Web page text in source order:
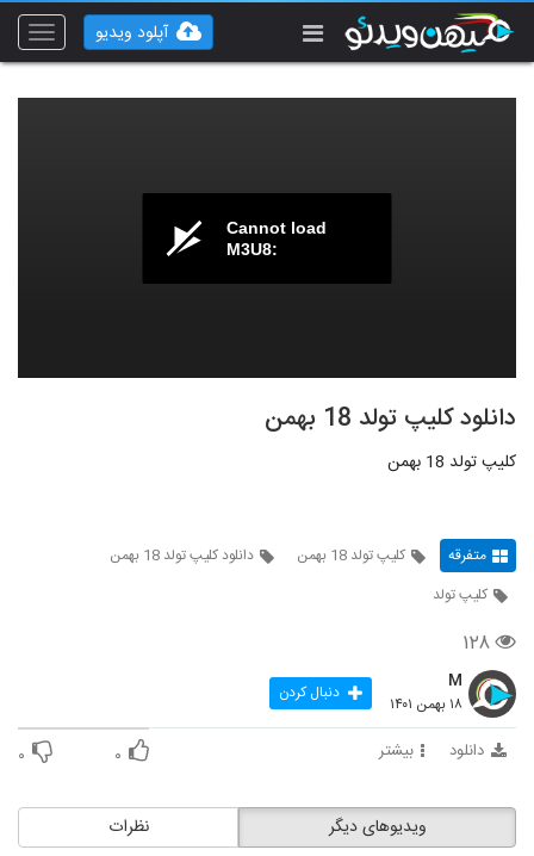
Toggle
آپلود ویدیو
Cannot load
M3U8:
دانلود کلیپ تولد 18 بهمن
کلیپ تولد 18 بهمن
متفرقه کلیپ تولد 18 بهمن
دانلود کلیپ تولد 18 بهمن
کلیپ تولد
۱۲۸
M
۱۸ بهمن ۱۴۰۱ دنبال کردن
دانلود بیشتر ۰ ۰
نظرات ویدیوهای دیگر